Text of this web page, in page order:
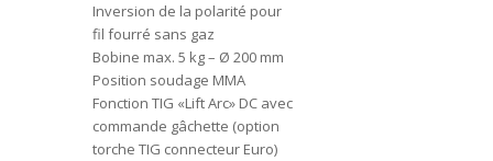
Inversion de la polarité pour
fil fourré sans gaz
Bobine max. 5 kg – Ø 200 mm
Position soudage MMA
Fonction TIG «Lift Arc» DC avec
commande gâchette (option
torche TIG connecteur Euro)